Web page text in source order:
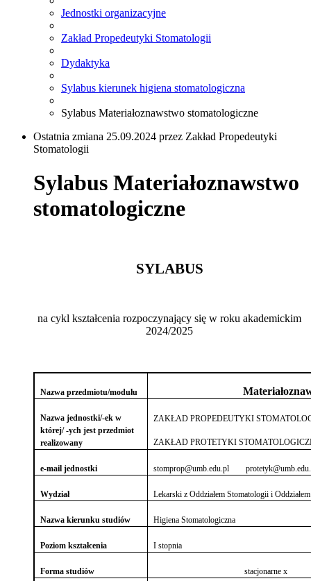
Jednostki organizacyjne
Zakład Propedeutyki Stomatologii
Dydaktyka
Sylabus kierunek higiena stomatologiczna
Sylabus Materiałoznawstwo stomatologiczne
Ostatnia zmiana 25.09.2024 przez Zakład Propedeutyki
Stomatologii
Sylabus Materiałoznawstwo
stomatologiczne
SYLABUS
na cykl kształcenia rozpoczynający się w roku akademickim
2024/2025
Nazwa przedmiotu/modułu
Nazwa jednostki/-ek w
której/ -ych jest przedmiot
realizowany
ZAKŁAD PROPEDEUTYKI
ZAKŁAD PROTETYKI
e-mail jednostki stomprop@umb.edu.pl
Wydział Lekarski z Oddziałem Stomatologii i
Nazwa kierunku studiów Higiena Stomatologiczna
Poziom kształcenia I stopnia
Forma studiów